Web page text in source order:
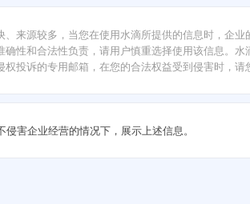
来源较多，当您在使用水滴所提供的信息时，企
性和合法性负责，请用户慎重选择使用该信息。
权投诉的专用邮箱，在您的合法权益受到侵害时，
害企业经营的情况下，展示上述信息。